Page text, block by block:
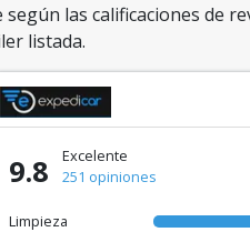
las calificaciones de
listada.
9.8
Excelente
251 opiniones
Limpieza